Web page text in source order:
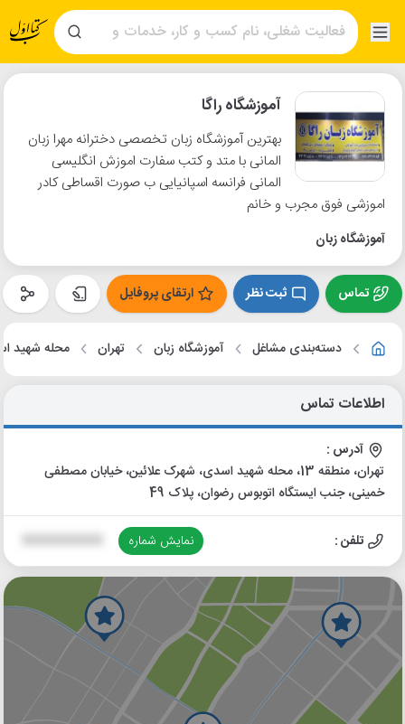
آموزشگاه راگا
بهترین آموزشگاه زبان تخصصی دخترانه مهرا زبان
المانی با متد و کتب سفارت اموزش انگلیسی
المانی فرانسه اسپانیایی ب صورت اقساطی کادر
اموزشی فوق مجرب و خانم
آموزشگاه زبان
تماس ثبت نظر ارتقای پروفایل
دسته‌بندی مشاغل آموزشگاه زبان تهران محله شهید
اطلاعات تماس
آدرس :
تهران، منطقه 13، محله شهید اسدی، شهرک علائین، خیابان مصطفی
خمینی، جنب ایستگاه اتوبوس رضوان، پلاک 49
تلفن : نمایش شماره